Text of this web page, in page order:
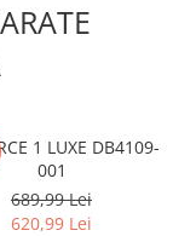
1 LUXE DB4109-
001
689,99 Lei
620,99 Lei